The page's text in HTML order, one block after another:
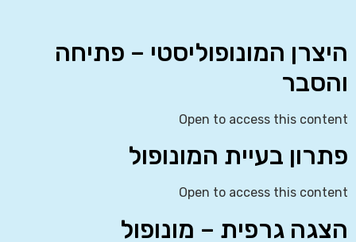
היצרן המונופוליסטי – פתיחה
והסבר
Open to access this content
פתרון בעיית המונופול
Open to access this content
הצגה גרפית – מונופול